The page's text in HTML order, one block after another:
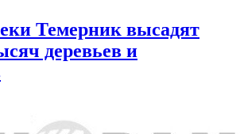
Темерник высадят
деревьев и